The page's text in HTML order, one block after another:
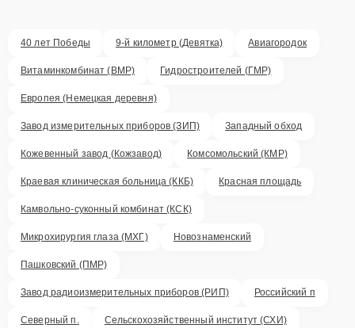
40 лет Победы 9-й километр (Девятка) Авиагородок
Витаминкомбинат (ВМР) Гидростроителей (ГМР)
Европея (Немецкая деревня)
Завод измерительных приборов (ЗИП) Западный обход
Кожевенный завод (Кожзавод) Комсомольский (КМР)
Краевая клиническая больница (ККБ) Красная площадь
Камвольно-суконный комбинат (КСК)
Микрохирургия глаза (МХГ) Новознаменский
Пашковский (ПМР)
Завод радиоизмерительных приборов (РИП) Российский п
Северный п. Сельскохозяйственный институт (СХИ)